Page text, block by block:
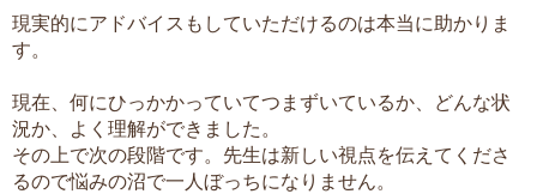
現実的にアドバイスもしていただけるのは本当に助かりま
す。
現在、何にひっかかっていてつまずいているか、どんな状
況か、よく理解ができました。
その上で次の段階です。先生は新しい視点を伝えてくださ
るので悩みの沼で一人ぼっちになりません。